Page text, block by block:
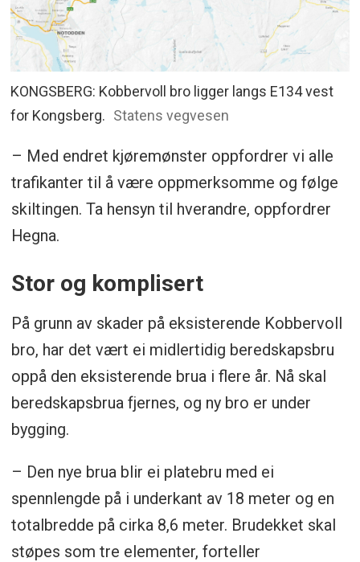
KONGSBERG: Kobbervoll bro ligger langs E134 vest
for Kongsberg. Statens vegvesen
– Med endret kjøremønster oppfordrer vi alle
trafikanter til å være oppmerksomme og følge
skiltingen. Ta hensyn til hverandre, oppfordrer
Hegna.
Stor og komplisert
På grunn av skader på eksisterende Kobbervoll
bro, har det vært ei midlertidig beredskapsbru
oppå den eksisterende brua i flere år. Nå skal
beredskapsbrua fjernes, og ny bro er under
bygging.
– Den nye brua blir ei platebru med ei
spennlengde på i underkant av 18 meter og en
totalbredde på cirka 8,6 meter. Brudekket skal
støpes som tre elementer, forteller